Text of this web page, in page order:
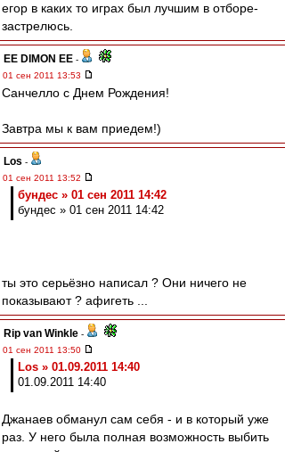
егор в каких то играх был лучшим в отборе-
застрелюсь.
EE DIMON EE -
01 сен 2011 13:53
Санчелло с Днем Рождения!
Завтра мы к вам приедем!)
Los -
01 сен 2011 13:52
бундес » 01 сен 2011 14:42
бундес » 01 сен 2011 14:42
ты это серьёзно написал ? Они ничего не
показывают ? афигеть ...
Rip van Winkle -
01 сен 2011 13:50
Los » 01.09.2011 14:40
01.09.2011 14:40
Джанаев обманул сам себя - и в который уже
раз. У него была полная возможность выбить